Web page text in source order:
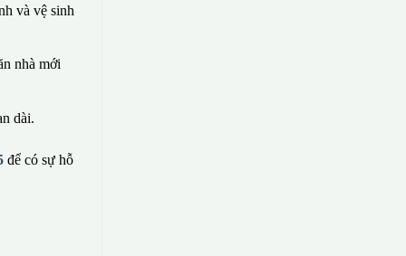
và vệ sinh
nhà mới
dài.
để có sự hỗ